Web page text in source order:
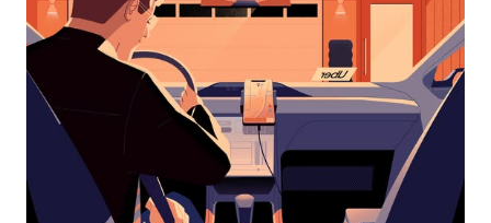
odaberi
datum.
Pritisni
tipku
escape
zatvaranje
kalendara.